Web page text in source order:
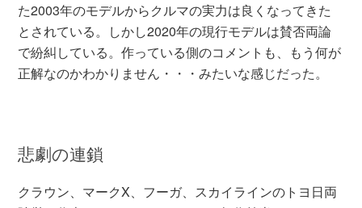
た2003年のモデルからクルマの実力は良くなってきた
とされている。しかし2020年の現行モデルは賛否両論
で紛糾している。作っている側のコメントも、もう何が
正解なのかわかりません・・・みたいな感じだった。
悲劇の連鎖
クラウン、マークX、フーガ、スカイラインのトヨ日両